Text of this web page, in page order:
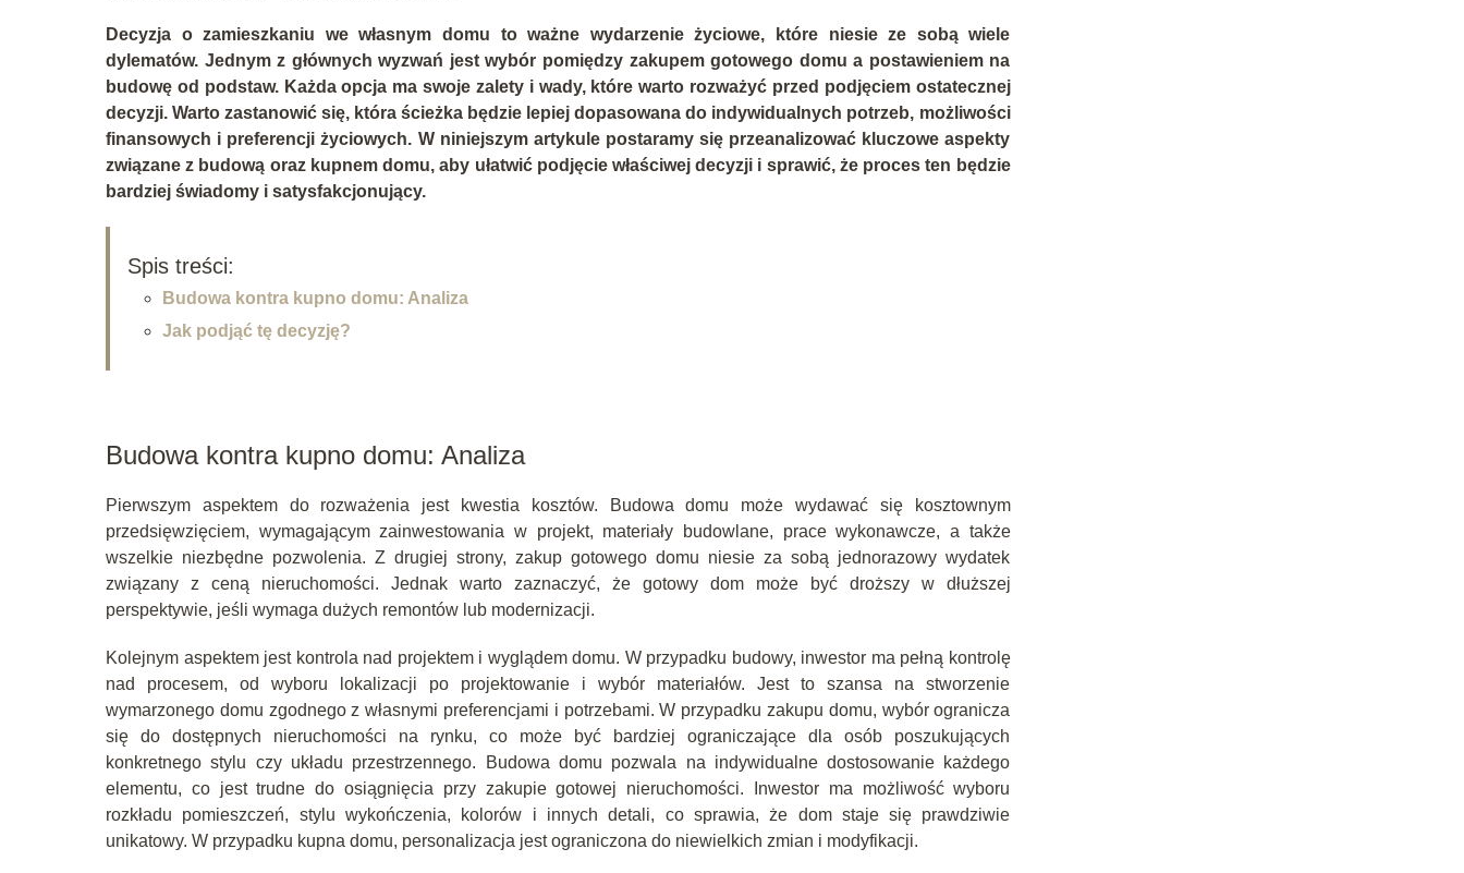
Decyzja o zamieszkaniu we własnym domu to ważne wydarzenie życiowe, które niesie ze sobą wiele
dylematów. Jednym z głównych wyzwań jest wybór pomiędzy zakupem gotowego domu a postawieniem na
budowę od podstaw. Każda opcja ma swoje zalety i wady, które warto rozważyć przed podjęciem ostatecznej
decyzji. Warto zastanowić się, która ścieżka będzie lepiej dopasowana do indywidualnych potrzeb, możliwości
finansowych i preferencji życiowych. W niniejszym artykule postaramy się przeanalizować kluczowe aspekty
związane z budową oraz kupnem domu, aby ułatwić podjęcie właściwej decyzji i sprawić, że proces ten będzie
bardziej świadomy i satysfakcjonujący.
Spis treści:
Budowa kontra kupno domu: Analiza
Jak podjąć tę decyzję?
Budowa kontra kupno domu: Analiza
Pierwszym aspektem do rozważenia jest kwestia kosztów. Budowa domu może wydawać się kosztownym
przedsięwzięciem, wymagającym zainwestowania w projekt, materiały budowlane, prace wykonawcze, a także
wszelkie niezbędne pozwolenia. Z drugiej strony, zakup gotowego domu niesie za sobą jednorazowy wydatek
związany z ceną nieruchomości. Jednak warto zaznaczyć, że gotowy dom może być droższy w dłuższej
perspektywie, jeśli wymaga dużych remontów lub modernizacji.
Kolejnym aspektem jest kontrola nad projektem i wyglądem domu. W przypadku budowy, inwestor ma pełną kontrolę
nad procesem, od wyboru lokalizacji po projektowanie i wybór materiałów. Jest to szansa na stworzenie
wymarzonego domu zgodnego z własnymi preferencjami i potrzebami. W przypadku zakupu domu, wybór ogranicza
się do dostępnych nieruchomości na rynku, co może być bardziej ograniczające dla osób poszukujących
konkretnego stylu czy układu przestrzennego. Budowa domu pozwala na indywidualne dostosowanie każdego
elementu, co jest trudne do osiągnięcia przy zakupie gotowej nieruchomości. Inwestor ma możliwość wyboru
rozkładu pomieszczeń, stylu wykończenia, kolorów i innych detali, co sprawia, że dom staje się prawdziwie
unikatowy. W przypadku kupna domu, personalizacja jest ograniczona do niewielkich zmian i modyfikacji.